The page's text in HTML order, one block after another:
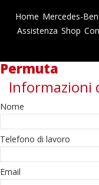
Home Mercedes-
Assistenza Shop
Permuta
Informazioni
Nome
Telefono di lavoro
Email